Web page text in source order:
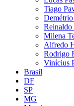
Tiago
Reinaldo
Milena
Alfredo
Rodrigo
Vinícius
Brasil
DF
SP
MG